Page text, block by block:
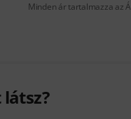
Minden ár tartalmazza az